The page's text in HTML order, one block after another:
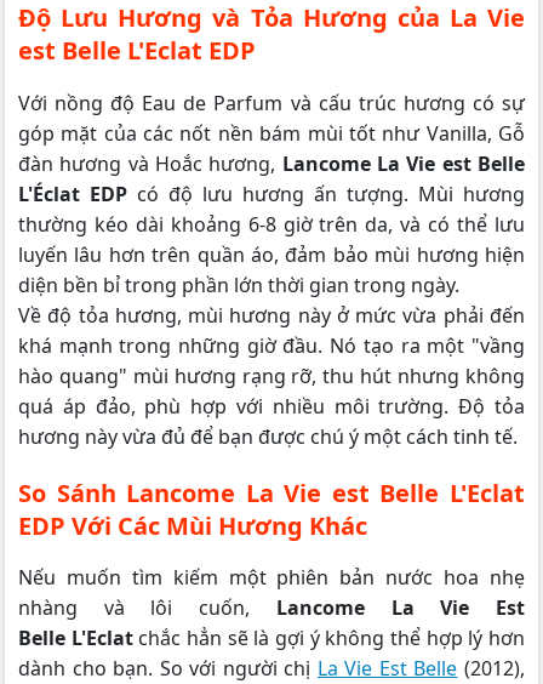
Độ Lưu Hương và Tỏa Hương của La Vie
est Belle L'Eclat EDP
Với nồng độ Eau de Parfum và cấu trúc hương có sự
góp mặt của các nốt nền bám mùi tốt như Vanilla, Gỗ
đàn hương và Hoắc hương, Lancome La Vie est Belle
L'Éclat EDP có độ lưu hương ấn tượng. Mùi hương
thường kéo dài khoảng 6-8 giờ trên da, và có thể lưu
luyến lâu hơn trên quần áo, đảm bảo mùi hương hiện
diện bền bỉ trong phần lớn thời gian trong ngày.
Về độ tỏa hương, mùi hương này ở mức vừa phải đến
khá mạnh trong những giờ đầu. Nó tạo ra một "vầng
hào quang" mùi hương rạng rỡ, thu hút nhưng không
quá áp đảo, phù hợp với nhiều môi trường. Độ tỏa
hương này vừa đủ để bạn được chú ý một cách tinh tế.
So Sánh Lancome La Vie est Belle L'Eclat
EDP Với Các Mùi Hương Khác
Nếu muốn tìm kiếm một phiên bản nước hoa nhẹ
nhàng và lôi cuốn, Lancome La Vie Est
Belle L'Eclatchắc hẳn sẽ là gợi ý không thể hợp lý hơn
dành cho bạn. So với người chị La Vie Est Belle (2012),